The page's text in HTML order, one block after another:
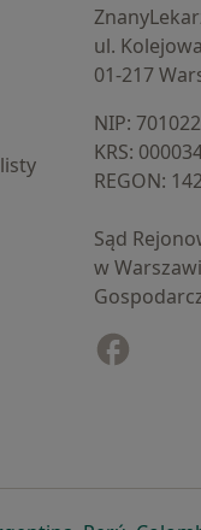
ul.
01-217
NIP:
KRS:
REGON:
Sąd
w